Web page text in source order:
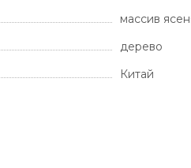
массив
дерево
Китай